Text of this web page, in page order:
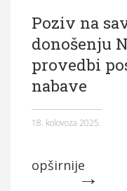
Poziv na
donošenju
provedbi
nabave
18. kolovoza 2025.
opširnije